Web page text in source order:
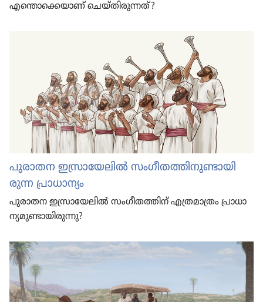
എന്തൊ​ക്കെ​യാണ്‌ ചെയ്‌തിരുന്നത്‌?
പുരാതന ഇസ്രാ​യേ​ലിൽ സംഗീ​ത​ത്തി​നു​ണ്ടാ​യി​
രുന്ന പ്രാധാ​ന്യം
പുരാതന ഇസ്രാ​യേ​ലിൽ സംഗീ​ത​ത്തിന്‌ എത്രമാ​ത്രം പ്രാധാ​
ന്യ​മു​ണ്ടാ​യി​രു​ന്നു?